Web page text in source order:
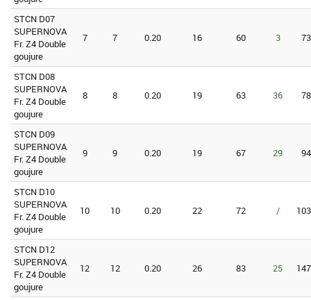
STCN D07
SUPERNOVA
Fr. Z4 Double
goujure
7 7 0.20 16 60 3
STCN D08
SUPERNOVA
Fr. Z4 Double
goujure
8 8 0.20 19 63 36
STCN D09
SUPERNOVA
Fr. Z4 Double
goujure
9 9 0.20 19 67 29
STCN D10
SUPERNOVA
Fr. Z4 Double
goujure
10 10 0.20 22 72 /
STCN D12
SUPERNOVA
Fr. Z4 Double
goujure
12 12 0.20 26 83 25